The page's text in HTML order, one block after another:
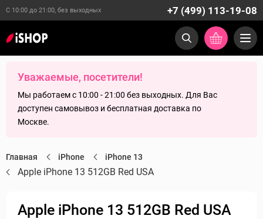
С 10:00 до 21:00, без выходных +7 (499) 113-19-08
Уважаемые, посетители!
Мы работаем с 10:00 - 21:00 без выходных. Для Вас
доступен самовывоз и бесплатная доставка по
Москве.
Главная iPhone iPhone 13
Apple iPhone 13 512GB Red USA
Apple iPhone 13 512GB Red USA